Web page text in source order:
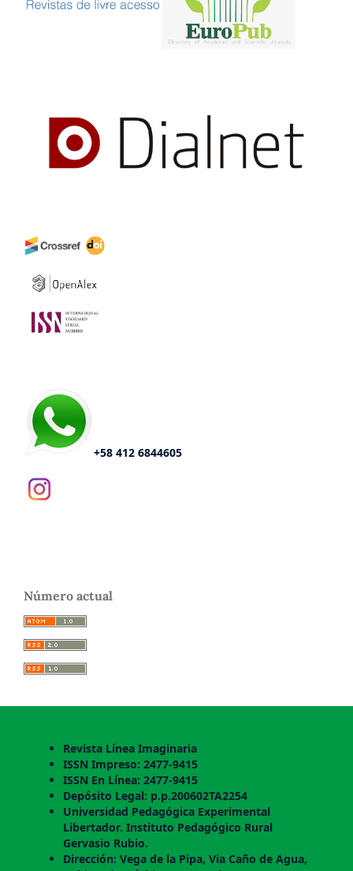
+58 412 6844605
Número actual
Revista Línea Imaginaria
ISSN Impreso: 2477-9415
ISSN En Línea: 2477-9415
Depósito Legal: p.p.200602TA2254
Universidad Pedagógica Experimental
Libertador. Instituto Pedagógico Rural
Gervasio Rubio.
Dirección: Vega de la Pipa, Via Caño de Agua,